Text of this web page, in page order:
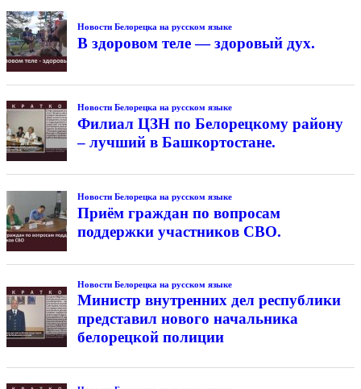
Новости Белорецка на русском языке
В здоровом теле — здоровый дух.
Новости Белорецка на русском языке
Филиал ЦЗН по Белорецкому району
– лучший в Башкортостане.
Новости Белорецка на русском языке
Приём граждан по вопросам
поддержки участников СВО.
Новости Белорецка на русском языке
Министр внутренних дел республики
представил нового начальника
белорецкой полиции